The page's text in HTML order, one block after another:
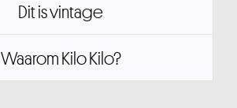
Dit is vintage
Waarom Kilo Kilo?